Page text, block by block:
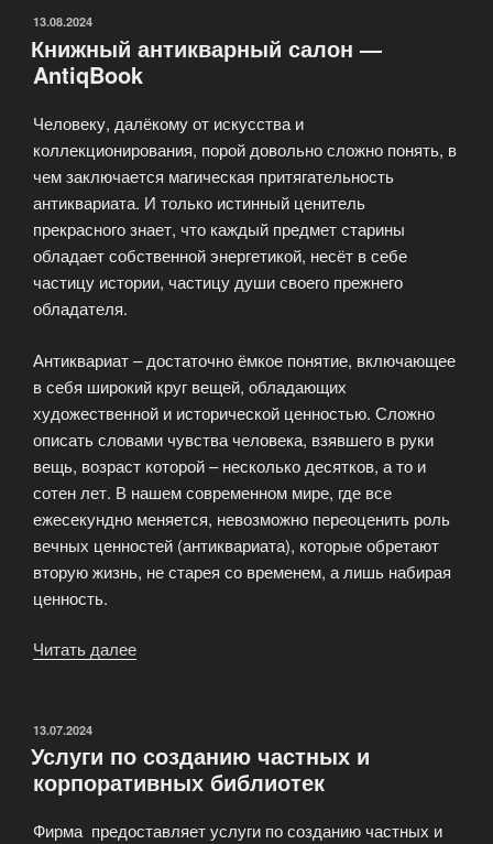
ОПУБЛИКОВАНО
13.08.2024
Книжный антикварный салон —
AntiqBook
Человеку, далёкому от искусства и
коллекционирования, порой довольно сложно понять, в
чем заключается магическая притягательность
антиквариата. И только истинный ценитель
прекрасного знает, что каждый предмет старины
обладает собственной энергетикой, несёт в себе
частицу истории, частицу души своего прежнего
обладателя.
Антиквариат – достаточно ёмкое понятие, включающее
в себя широкий круг вещей, обладающих
художественной и исторической ценностью. Сложно
описать словами чувства человека, взявшего в руки
вещь, возраст которой – несколько десятков, а то и
сотен лет. В нашем современном мире, где все
ежесекундно меняется, невозможно переоценить роль
вечных ценностей (антиквариата), которые обретают
вторую жизнь, не старея со временем, а лишь набирая
ценность.
Читать далее
AntiqBook»
ОПУБЛИКОВАНО
13.07.2024
Услуги по созданию частных и
корпоративных библиотек
Фирма предоставляет услуги по созданию частных и